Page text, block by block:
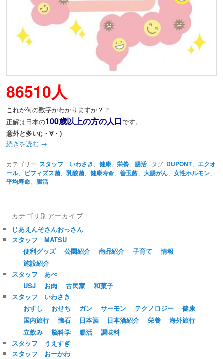
86510人
これが何の数字かわかりますか？？
正解は日本の100歳以上の方の人口です。
意外と多い(;・∀・)
続きを読む →
カテゴリー: スタッフ いわさき 、健康 、栄養 腸活 | タグ: DUPONT、 エクオ
ール、 ビフィズス菌 、乳酸菌 、健康寿命 、善玉菌 、大腸がん 、女性ホルモン
平均寿命 腸活
カテゴリ別アーカイブ
じあえんそさんおっさん
スタッフ MATSU
便利グッズ
公園紹介 商品紹介 子育て
情報
施設紹介
スタッフ あべ
USJ
お肉 古民家
和菓子
スタッフ いわさき
おすし
おせち ガン サーモン テクノロジー
健康
国内旅行
懐石 日本酒 日本酒紹介 栄養
海外旅行
立飲み
脳科学 腸活
調味料
スタッフ うえすぎ
スタッフ おーかわ